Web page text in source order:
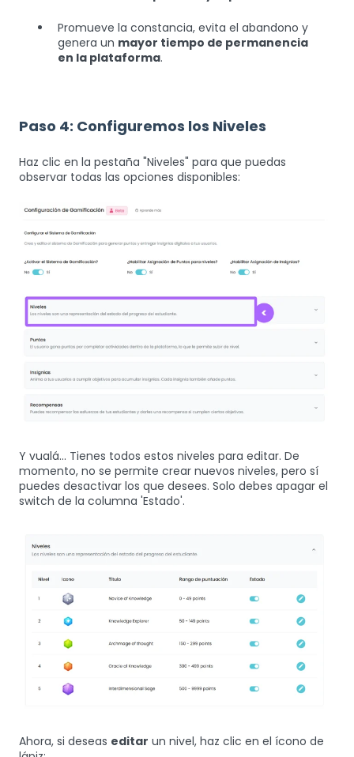
Promueve la constancia, evita el abandono y
genera un mayor tiempo de permanencia
en la plataforma.
Paso 4: Configuremos los Niveles
Haz clic en la pestaña "Niveles" para que puedas
observar todas las opciones disponibles:
Y vualá... Tienes todos estos niveles para editar. De
momento, no se permite crear nuevos niveles, pero sí
puedes desactivar los que desees. Solo debes apagar el
switch de la columna 'Estado'.
Ahora, si deseas editar un nivel, haz clic en el ícono de